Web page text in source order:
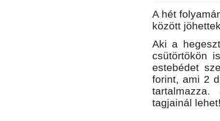
A hét
között
Aki a
csütörtökön
estebédet
forint, ami 2
tartalmazza.
tagjainál